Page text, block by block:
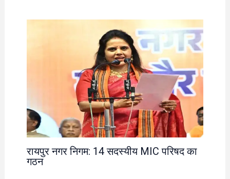
रायपुर नगर निगम: 14 सदस्यीय MIC परिषद का
गठन